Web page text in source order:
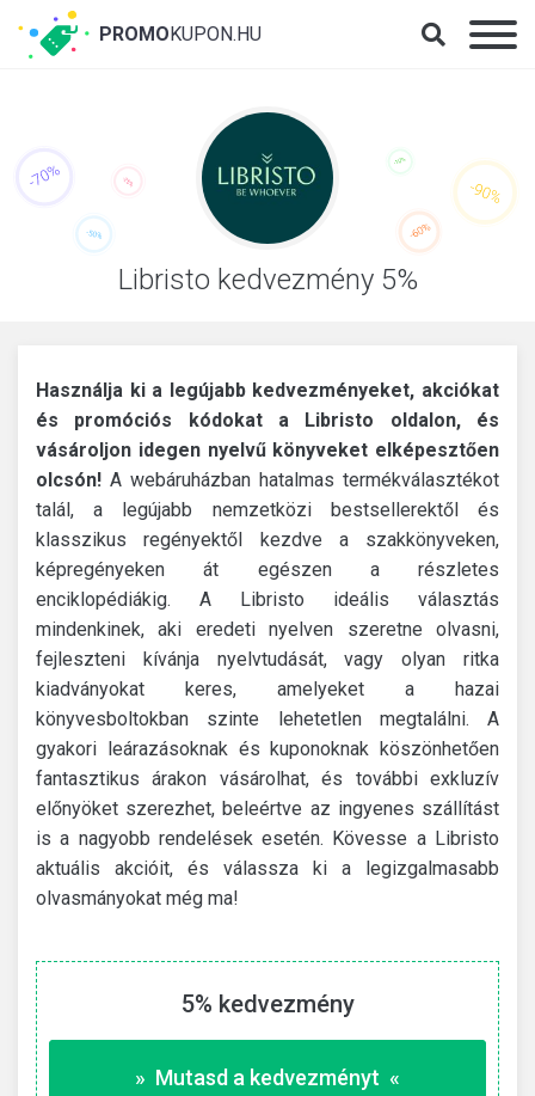
Libristo kedvezmény 5%
Használja ki a legújabb kedvezményeket, akciókat
és promóciós kódokat a Libristo oldalon, és
vásároljon idegen nyelvű könyveket elképesztően
olcsón! A webáruházban hatalmas termékválasztékot
talál, a legújabb nemzetközi bestsellerektől és
klasszikus regényektől kezdve a szakkönyveken,
képregényeken át egészen a részletes
enciklopédiákig. A Libristo ideális választás
mindenkinek, aki eredeti nyelven szeretne olvasni,
fejleszteni kívánja nyelvtudását, vagy olyan ritka
kiadványokat keres, amelyeket a hazai
könyvesboltokban szinte lehetetlen megtalálni. A
gyakori leárazásoknak és kuponoknak köszönhetően
fantasztikus árakon vásárolhat, és további exkluzív
előnyöket szerezhet, beleértve az ingyenes szállítást
is a nagyobb rendelések esetén. Kövesse a Libristo
aktuális akcióit, és válassza ki a legizgalmasabb
olvasmányokat még ma!
5% kedvezmény
» Mutasd a kedvezményt «
PROMOKUPON.HU